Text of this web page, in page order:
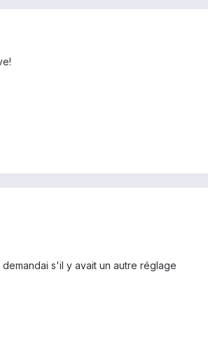
s'il y avait un autre réglage